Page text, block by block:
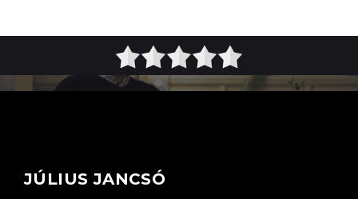
JÚLIUS JANCSÓ